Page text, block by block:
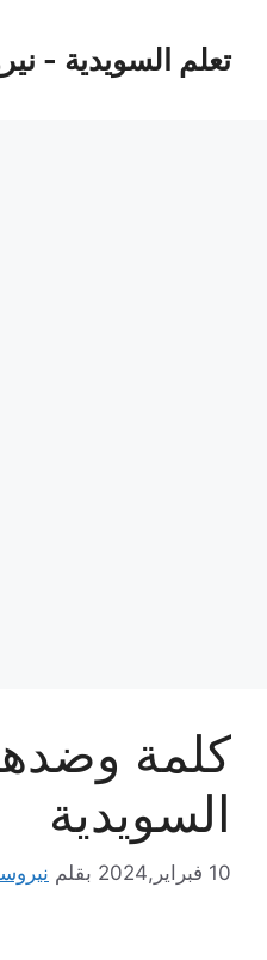
المحتوىتعلم السويدية -
كلمة
السويدية
10 فبراير,2024 بقلم